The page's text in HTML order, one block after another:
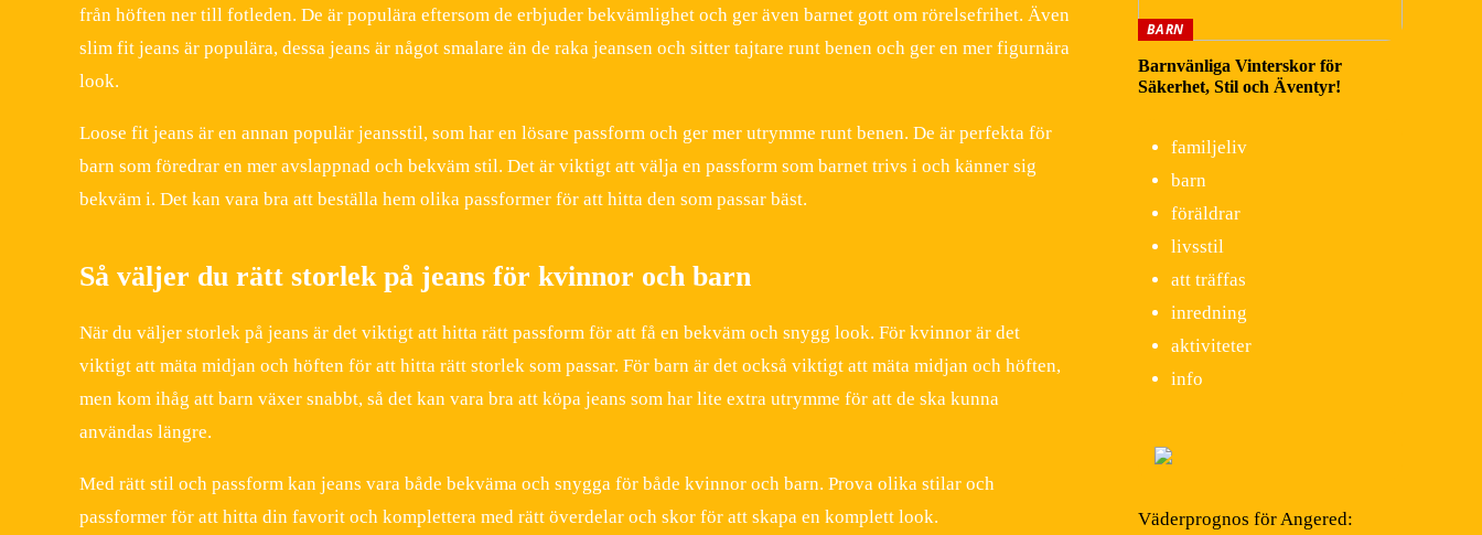
från höften ner till fotleden. De är populära eftersom de erbjuder bekvämlighet och ger även barnet gott om rörelsefrihet. Även
slim fit jeans är populära, dessa jeans är något smalare än de raka jeansen och sitter tajtare runt benen och ger en mer figurnära
look.
Loose fit jeans är en annan populär jeansstil, som har en lösare passform och ger mer utrymme runt benen. De är perfekta för
barn som föredrar en mer avslappnad och bekväm stil. Det är viktigt att välja en passform som barnet trivs i och känner sig
bekväm i. Det kan vara bra att beställa hem olika passformer för att hitta den som passar bäst.
Så väljer du rätt storlek på jeans för kvinnor och barn
När du väljer storlek på jeans är det viktigt att hitta rätt passform för att få en bekväm och snygg look. För kvinnor är det
viktigt att mäta midjan och höften för att hitta rätt storlek som passar. För barn är det också viktigt att mäta midjan och höften,
men kom ihåg att barn växer snabbt, så det kan vara bra att köpa jeans som har lite extra utrymme för att de ska kunna
användas längre.
Med rätt stil och passform kan jeans vara både bekväma och snygga för både kvinnor och barn. Prova olika stilar och
passformer för att hitta din favorit och komplettera med rätt överdelar och skor för att skapa en komplett look.
BARN
Barnvänliga Vinterskor för
Säkerhet, Stil och Äventyr!
familjeliv
barn
föräldrar
livsstil
att träffas
inredning
aktiviteter
info
Väderprognos för Angered: